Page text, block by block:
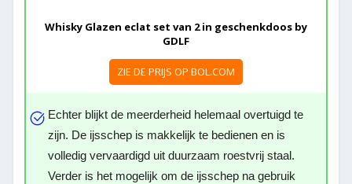
Whisky Glazen eclat set van 2 in geschenkdoos by
GDLF
ZIE DE PRIJS OP BOL.COM
Echter blijkt de meerderheid helemaal overtuigd te
zijn. De ijsschep is makkelijk te bedienen en is
volledig vervaardigd uit duurzaam roestvrij staal.
Verder is het mogelijk om de ijsschep na gebruik